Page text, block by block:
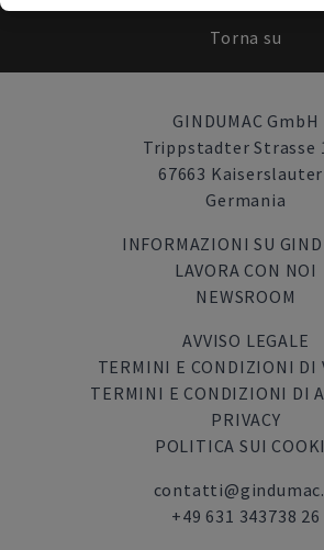
Torna su
GINDUMAC GmbH
Trippstadter Strasse
67663
Germania
INFORMAZIONI SU
LAVORA CON NOI
NEWSROOM
AVVISO LEGALE
TERMINI E CONDIZIONI DI
TERMINI E CONDIZIONI DI
PRIVACY
POLITICA SUI
+49 631 343738 26